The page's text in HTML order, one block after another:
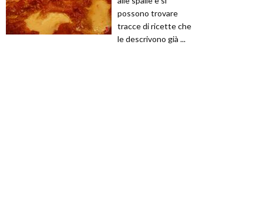
possono trovare
tracce di ricette che
le descrivono già ...